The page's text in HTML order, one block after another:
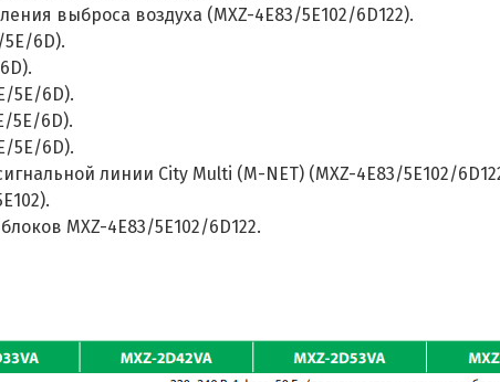
выброса воздуха (MXZ-4E83/5E102/6D122).
6D).
5E/6D).
5E/6D).
5E/6D).
линии City Multi (M-NET) (MXZ-4E83/5E102/
MXZ-4E83/5E102/6D122.